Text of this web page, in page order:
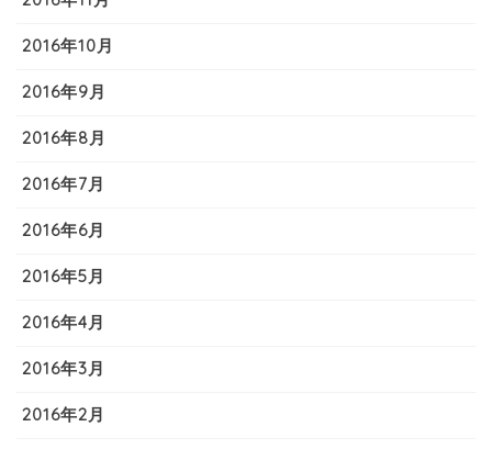
2016年10月
2016年9月
2016年8月
2016年7月
2016年6月
2016年5月
2016年4月
2016年3月
2016年2月